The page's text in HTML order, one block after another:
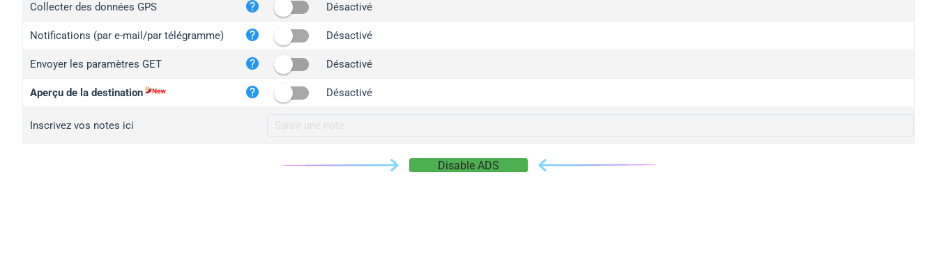
iplogger.com
iplogger.co
2no.co
yip.su
iplogger.info
Collecter des données GPS Désactivé
Notifications (par e-mail/par télégramme) Désactivé
Envoyer les paramètres GET Désactivé
Aperçu de la destination Désactivé
Inscrivez vos notes ici
Disable ADS